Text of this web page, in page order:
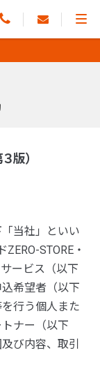
版）
当社」といい
STORE・
ービス（以下
希望者（以下
行う個人また
ナー（以下
び内容、取引